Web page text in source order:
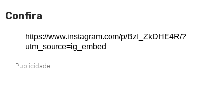
Confira
https://www.instagram.com/p/BzI_ZkDHE4R/?
utm_source=ig_embed
Publicidade